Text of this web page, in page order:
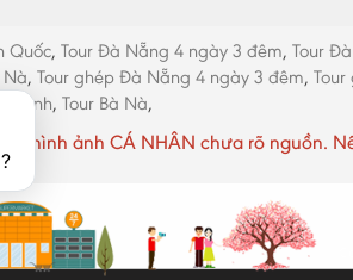
Quốc, Tour Đà Nẵng 4 ngày 3 đêm, Tour
Nà, Tour ghép Đà Nẵng 4 ngày 3 đêm,
Bình, Tour Bà Nà,
số hình ảnh CÁ NHÂN chưa rõ